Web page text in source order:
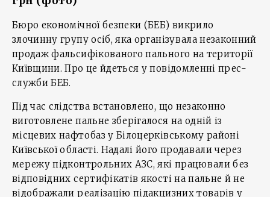
Бюро економічної безпеки (БЕБ) викрило
злочинну групу осіб, яка організувала незаконний
продаж фальсифікованого пального на території
Київщини. Про це йдеться у повідомленні прес-
служби БЕБ.
Під час слідства встановлено, що незаконно
виготовлене пальне зберігалося на одній із
місцевих нафтобаз у Білоцерківському районі
Київської області. Надалі його продавали через
мережу підконтрольних АЗС, які працювали без
відповідних сертифікатів якості на пальне й не
відображали реалізацію підакцизних товарів у